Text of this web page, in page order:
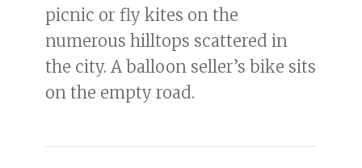
picnic or fly kites on the
numerous hilltops scattered in
the city. A balloon seller’s bike sits
on the empty road.